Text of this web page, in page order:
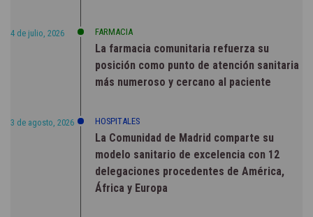
4 de julio, 2026 FARMACIA
La farmacia comunitaria refuerza su
posición como punto de atención sanitaria
más numeroso y cercano al paciente
3 de agosto, 2026 HOSPITALES
La Comunidad de Madrid comparte su
modelo sanitario de excelencia con 12
delegaciones procedentes de América,
África y Europa